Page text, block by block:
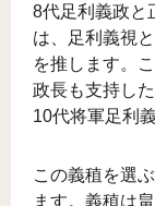
8代足利義政と
は、足利義視
を推します。
政長も支持し
10代将軍足利
この義稙を選
ます。義稙は